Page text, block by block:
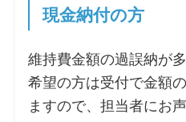
現金納付の方
維持費金額の過誤納が
希望の方は受付で金額
ますので、担当者にお